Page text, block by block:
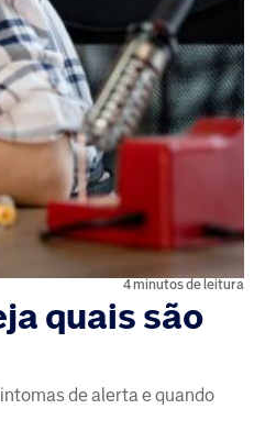
4 minutos de leitura
quais são
de alerta e quando